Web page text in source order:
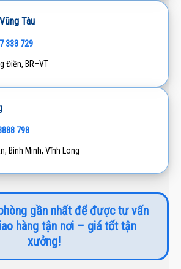
Tàu
333 729
Điền, BR–VT
798
Bình Minh, Vĩnh Long
gần nhất để được tư vấn
hàng tận nơi – giá tốt tận
xưởng!